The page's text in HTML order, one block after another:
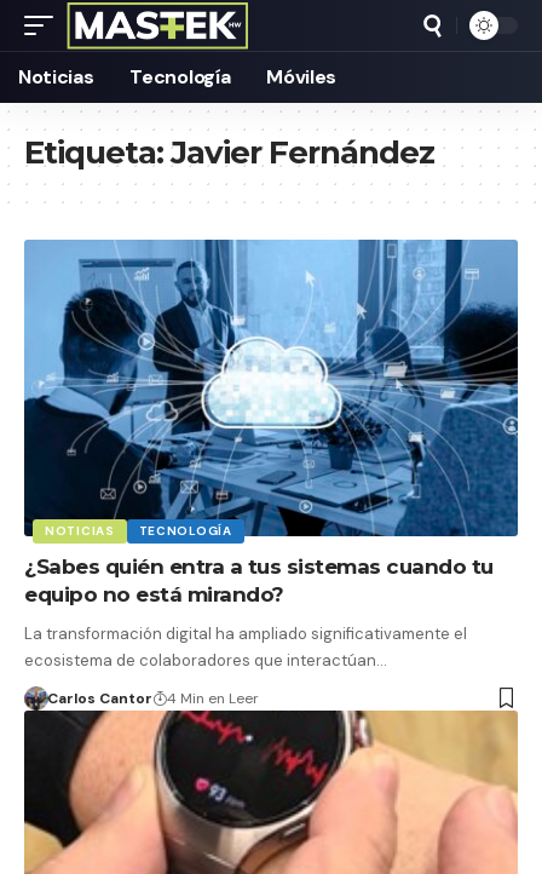
Noticias Tecnología Móviles
Etiqueta:Javier Fernández
NOTICIAS TECNOLOGÍA
¿Sabes quién entra a tus sistemas cuando tu
equipo no está mirando?
La transformación digital ha ampliado significativamente el
ecosistema de colaboradores que interactúan…
Carlos Cantor 4 Min en Leer